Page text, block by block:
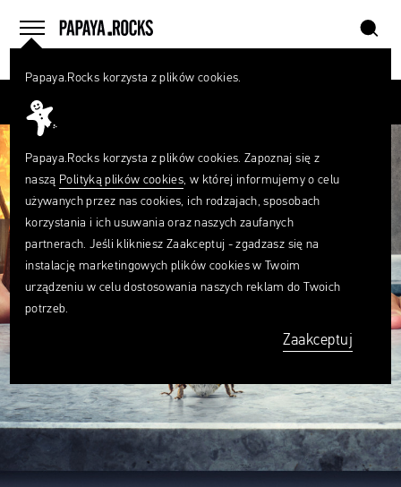
menu
home szukaj
Papaya.Rocks korzysta z plików cookies.
Papaya.Rocks korzysta z plików cookies. Zapoznaj się z
naszą Polityką plików cookies, w której informujemy o celu
używanych przez nas cookies, ich rodzajach, sposobach
korzystania i ich usuwania oraz naszych zaufanych
partnerach. Jeśli klikniesz Zaakceptuj - zgadzasz się na
instalację marketingowych plików cookies w Twoim
urządzeniu w celu dostosowania naszych reklam do Twoich
potrzeb.
Zaakceptuj
Czego
szukasz?